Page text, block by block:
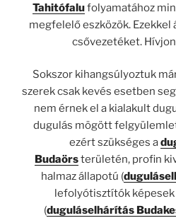
Tahitófalufolyamatához
megfelelő eszközök.
csővezetéket.
Sokszor kihangsúlyoztuk
szerek csak kevés esetben
nem érnek el a kialakult
dugulás mögött
ezért szükséges a
Budaörsterületén, profin
halmaz állapotú (dugulásel
lefolyótisztítók képesek
(duguláselhárítás